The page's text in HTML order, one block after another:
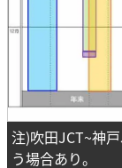
注)吹田JCT~神
う場合あり。